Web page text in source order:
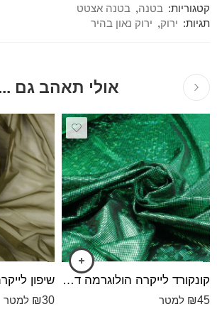
קטגוריות: בטנה, בטנה אצטט
תגיות: ירוק, ירוק נאון בהיר
אולי תאהב גם
קונקורד לייקרה הולוגרמה דק הולוגרמה ירוק
₪45 למטר
שיפון
₪30 למטר